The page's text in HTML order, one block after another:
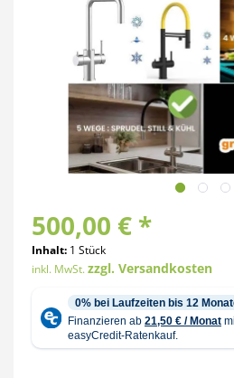
500,00 € *
Inhalt: 1 Stück
inkl. MwSt.zzgl. Versandkosten